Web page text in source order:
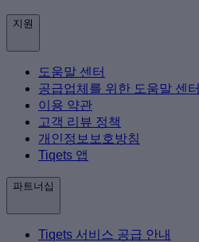
지원
도움말 센터
공급업체를 위한 도움말 센터
이용 약관
고객 리뷰 정책
개인정보보호방침
Tiqets 앱
파트너십
Tiqets 서비스 공급 안내